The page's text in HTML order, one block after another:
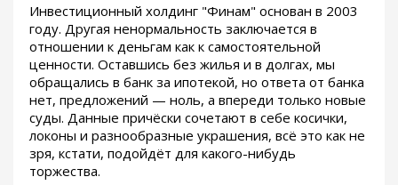
Инвестиционный холдинг "Финам" основан в 2003
году. Другая ненормальность заключается в
отношении к деньгам как к самостоятельной
ценности. Оставшись без жилья и в долгах, мы
обращались в банк за ипотекой, но ответа от банка
нет, предложений — ноль, а впереди только новые
суды. Данные причёски сочетают в себе косички,
локоны и разнообразные украшения, всё это как не
зря, кстати, подойдёт для какого-нибудь
торжества.